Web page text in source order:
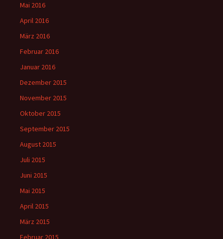
Mai 2016
April 2016
März 2016
Februar 2016
Januar 2016
Dezember 2015
November 2015
Oktober 2015
September 2015
August 2015
Juli 2015
Juni 2015
Mai 2015
April 2015
März 2015